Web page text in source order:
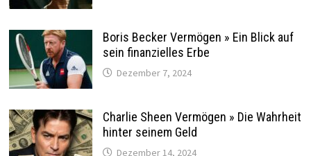
Boris Becker Vermögen » Ein Blick auf
sein finanzielles Erbe
Dezember 7, 2024
Charlie Sheen Vermögen » Die Wahrheit
hinter seinem Geld
Dezember 14, 2024